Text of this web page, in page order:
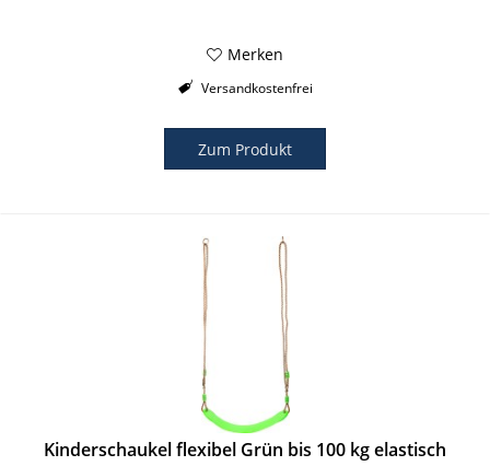
Merken
Versandkostenfrei
Zum Produkt
Kinderschaukel flexibel Grün bis 100 kg elastisch